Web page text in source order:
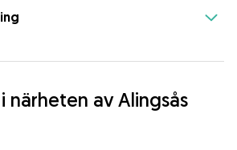
närheten av Alingsås